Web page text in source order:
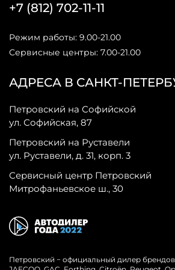
АДРЕСА В САНКТ-
Петровский на Софийской
ул. Софийская, 87
Петровский на Руставели
ул. Руставели, д. 31, корп. 3
Сервисный центр Петровский
Митрофаньевское ш., 30
+7 (812) 702-11-11
Режим работы: 9.00-21.00
Сервисные центры: 7.00-21.00
Петровский − официальный дилер